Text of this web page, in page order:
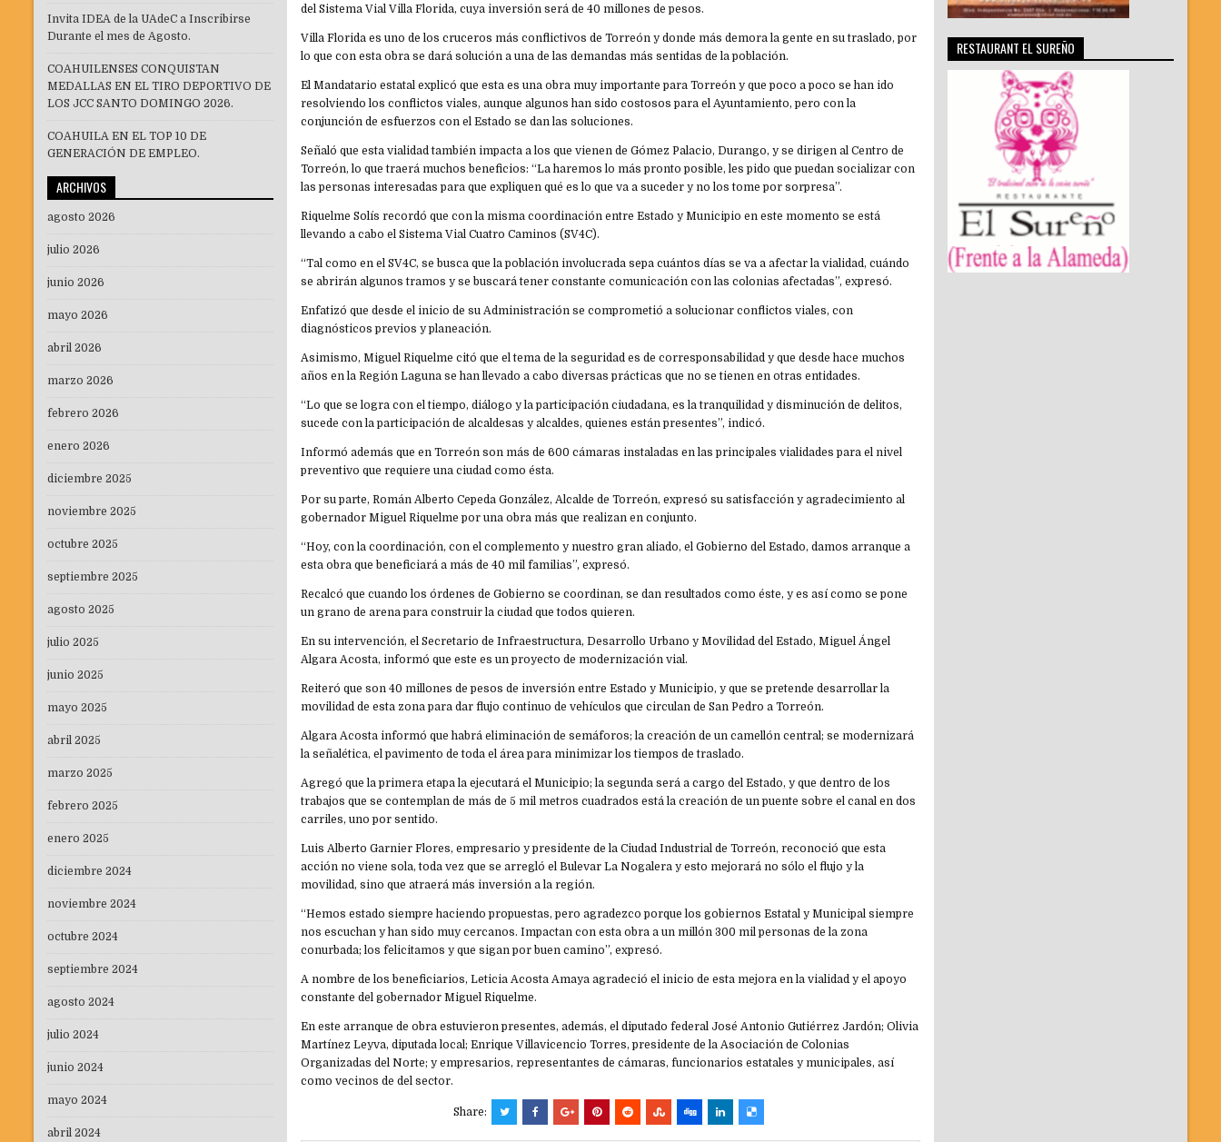
del Sistema Vial Villa Florida, cuya inversión será de 40 millones de pesos.
Villa Florida es uno de los cruceros más conflictivos de Torreón y donde más demora la gente en su traslado, por
lo que con esta obra se dará solución a una de las demandas más sentidas de la población.
El Mandatario estatal explicó que esta es una obra muy importante para Torreón y que poco a poco se han ido
resolviendo los conflictos viales, aunque algunos han sido costosos para el Ayuntamiento, pero con la
conjunción de esfuerzos con el Estado se dan las soluciones.
Señaló que esta vialidad también impacta a los que vienen de Gómez Palacio, Durango, y se dirigen al Centro de
Torreón, lo que traerá muchos beneficios: “La haremos lo más pronto posible, les pido que puedan socializar con
las personas interesadas para que expliquen qué es lo que va a suceder y no los tome por sorpresa”.
Riquelme Solís recordó que con la misma coordinación entre Estado y Municipio en este momento se está
llevando a cabo el Sistema Vial Cuatro Caminos (SV4C).
“Tal como en el SV4C, se busca que la población involucrada sepa cuántos días se va a afectar la vialidad, cuándo
se abrirán algunos tramos y se buscará tener constante comunicación con las colonias afectadas”, expresó.
Enfatizó que desde el inicio de su Administración se comprometió a solucionar conflictos viales, con
diagnósticos previos y planeación.
Asimismo, Miguel Riquelme citó que el tema de la seguridad es de corresponsabilidad y que desde hace muchos
años en la Región Laguna se han llevado a cabo diversas prácticas que no se tienen en otras entidades.
“Lo que se logra con el tiempo, diálogo y la participación ciudadana, es la tranquilidad y disminución de delitos,
sucede con la participación de alcaldesas y alcaldes, quienes están presentes”, indicó.
Informó además que en Torreón son más de 600 cámaras instaladas en las principales vialidades para el nivel
preventivo que requiere una ciudad como ésta.
Por su parte, Román Alberto Cepeda González, Alcalde de Torreón, expresó su satisfacción y agradecimiento al
gobernador Miguel Riquelme por una obra más que realizan en conjunto.
“Hoy, con la coordinación, con el complemento y nuestro gran aliado, el Gobierno del Estado, damos arranque a
esta obra que beneficiará a más de 40 mil familias”, expresó.
Recalcó que cuando los órdenes de Gobierno se coordinan, se dan resultados como éste, y es así como se pone
un grano de arena para construir la ciudad que todos quieren.
En su intervención, el Secretario de Infraestructura, Desarrollo Urbano y Movilidad del Estado, Miguel Ángel
Algara Acosta, informó que este es un proyecto de modernización vial.
Reiteró que son 40 millones de pesos de inversión entre Estado y Municipio, y que se pretende desarrollar la
movilidad de esta zona para dar flujo continuo de vehículos que circulan de San Pedro a Torreón.
Algara Acosta informó que habrá eliminación de semáforos; la creación de un camellón central; se modernizará
la señalética, el pavimento de toda el área para minimizar los tiempos de traslado.
Agregó que la primera etapa la ejecutará el Municipio; la segunda será a cargo del Estado, y que dentro de los
trabajos que se contemplan de más de 5 mil metros cuadrados está la creación de un puente sobre el canal en dos
carriles, uno por sentido.
Luis Alberto Garnier Flores, empresario y presidente de la Ciudad Industrial de Torreón, reconoció que esta
acción no viene sola, toda vez que se arregló el Bulevar La Nogalera y esto mejorará no sólo el flujo y la
movilidad, sino que atraerá más inversión a la región.
“Hemos estado siempre haciendo propuestas, pero agradezco porque los gobiernos Estatal y Municipal siempre
nos escuchan y han sido muy cercanos. Impactan con esta obra a un millón 300 mil personas de la zona
conurbada; los felicitamos y que sigan por buen camino”, expresó.
A nombre de los beneficiarios, Leticia Acosta Amaya agradeció el inicio de esta mejora en la vialidad y el apoyo
constante del gobernador Miguel Riquelme.
En este arranque de obra estuvieron presentes, además, el diputado federal José Antonio Gutiérrez Jardón; Olivia
Martínez Leyva, diputada local; Enrique Villavicencio Torres, presidente de la Asociación de Colonias
Organizadas del Norte; y empresarios, representantes de cámaras, funcionarios estatales y municipales, así
como vecinos de del sector.
Share:
Invita IDEA de la UAdeC a Inscribirse
Durante el mes de Agosto.
COAHUILENSES CONQUISTAN
MEDALLAS EN EL TIRO DEPORTIVO DE
LOS JCC SANTO DOMINGO 2026.
COAHUILA EN EL TOP 10 DE
GENERACIÓN DE EMPLEO.
ARCHIVOS
agosto 2026
julio 2026
junio 2026
mayo 2026
abril 2026
marzo 2026
febrero 2026
enero 2026
diciembre 2025
noviembre 2025
octubre 2025
septiembre 2025
agosto 2025
julio 2025
junio 2025
mayo 2025
abril 2025
marzo 2025
febrero 2025
enero 2025
diciembre 2024
noviembre 2024
octubre 2024
septiembre 2024
agosto 2024
julio 2024
junio 2024
mayo 2024
abril 2024
RESTAURANT EL SUREÑO